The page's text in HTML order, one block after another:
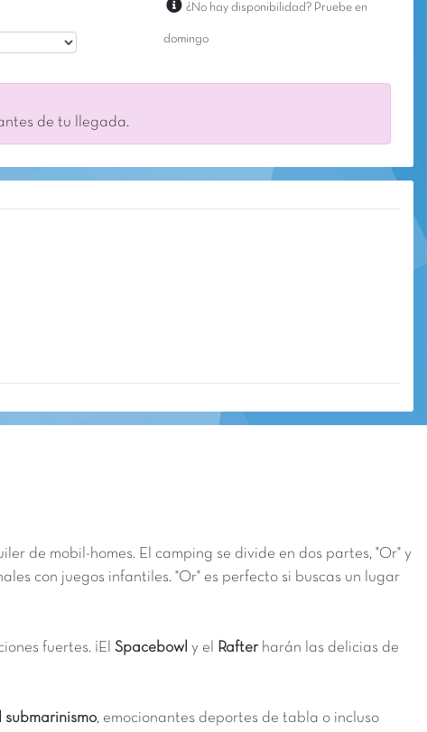
¿No hay disponibilidad? Pruebe en
domingo
de tu llegada.
de mobil-homes. El camping se divide en dos partes, "Or" y
con juegos infantiles. "Or" es perfecto si buscas un lugar
fuertes. ¡El Spacebowl y el Rafterharán las delicias de
submarinismo, emocionantes deportes de tabla o incluso